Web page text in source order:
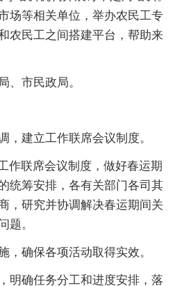
场等相关单位，举办农民工专
农民工之间搭建平台，帮助来
、市民政局。
，建立工作联席会议制度。
作联席会议制度，做好春运期
统筹安排，各有关部门各司其
，研究并协调解决春运期间关
题。
，确保各项活动取得实效。
明确任务分工和进度安排，落